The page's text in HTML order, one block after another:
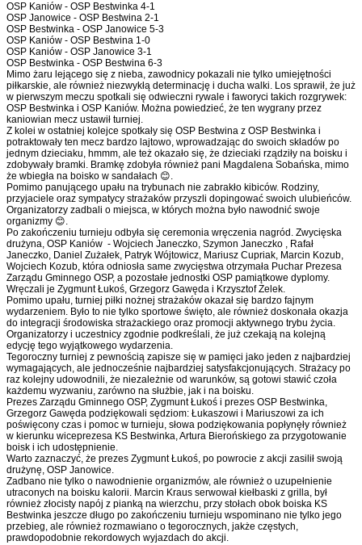
OSP Kaniów - OSP Bestwinka 4-1
OSP Janowice - OSP Bestwina 2-1
OSP Bestwinka - OSP Janowice 5-3
OSP Kaniów - OSP Bestwina 1-0
OSP Kaniów - OSP Janowice 3-1
OSP Bestwinka - OSP Bestwina 6-3
Mimo żaru lejącego się z nieba, zawodnicy pokazali nie tylko umiejętności
piłkarskie, ale również niezwykłą determinację i ducha walki. Los sprawił, że już
w pierwszym meczu spotkali się odwieczni rywale i faworyci takich rozgrywek:
OSP Bestwinka i OSP Kaniów. Można powiedzieć, że ten wygrany przez
kaniowian mecz ustawił turniej.
Z kolei w ostatniej kolejce spotkały się OSP Bestwina z OSP Bestwinka i
potraktowały ten mecz bardzo lajtowo, wprowadzając do swoich składów po
jednym dzieciaku, hmmm, ale też okazało się, że dzieciaki rządziły na boisku i
zdobywały bramki. Bramkę zdobyła również pani Magdalena Sobańska, mimo
że wbiegła na boisko w sandałach 😊.
Pomimo panującego upału na trybunach nie zabrakło kibiców. Rodziny,
przyjaciele oraz sympatycy strażaków przyszli dopingować swoich ulubieńców.
Organizatorzy zadbali o miejsca, w których można było nawodnić swoje
organizmy 😊.
Po zakończeniu turnieju odbyła się ceremonia wręczenia nagród. Zwycięska
drużyna, OSP Kaniów - Wojciech Janeczko, Szymon Janeczko , Rafał
Janeczko, Daniel Zużałek, Patryk Wójtowicz, Mariusz Cupriak, Marcin Kozub,
Wojciech Kozub, która odniosła same zwycięstwa otrzymała Puchar Prezesa
Zarządu Gminnego OSP, a pozostałe jednostki OSP pamiątkowe dyplomy.
Wręczali je Zygmunt Łukoś, Grzegorz Gawęda i Krzysztof Zelek.
Pomimo upału, turniej piłki nożnej strażaków okazał się bardzo fajnym
wydarzeniem. Było to nie tylko sportowe święto, ale również doskonała okazja
do integracji środowiska strażackiego oraz promocji aktywnego trybu życia.
Organizatorzy i uczestnicy zgodnie podkreślali, że już czekają na kolejną
edycję tego wyjątkowego wydarzenia.
Tegoroczny turniej z pewnością zapisze się w pamięci jako jeden z najbardziej
wymagających, ale jednocześnie najbardziej satysfakcjonujących. Strażacy po
raz kolejny udowodnili, że niezależnie od warunków, są gotowi stawić czoła
każdemu wyzwaniu, zarówno na służbie, jak i na boisku.
Prezes Zarządu Gminnego OSP, Zygmunt Łukoś i prezes OSP Bestwinka,
Grzegorz Gawęda podziękowali sędziom: Łukaszowi i Mariuszowi za ich
poświęcony czas i pomoc w turnieju, słowa podziękowania popłynęły również
w kierunku wiceprezesa KS Bestwinka, Artura Bierońskiego za przygotowanie
boisk i ich udostępnienie.
Warto zaznaczyć, że prezes Zygmunt Łukoś, po powrocie z akcji zasilił swoją
drużynę, OSP Janowice.
Zadbano nie tylko o nawodnienie organizmów, ale również o uzupełnienie
utraconych na boisku kalorii. Marcin Kraus serwował kiełbaski z grilla, był
również złocisty napój z pianką na wierzchu, przy stołach obok boiska KS
Bestwinka jeszcze długo po zakończeniu turnieju wspominano nie tylko jego
przebieg, ale również rozmawiano o tegorocznych, jakże częstych,
prawdopodobnie rekordowych wyjazdach do akcji.